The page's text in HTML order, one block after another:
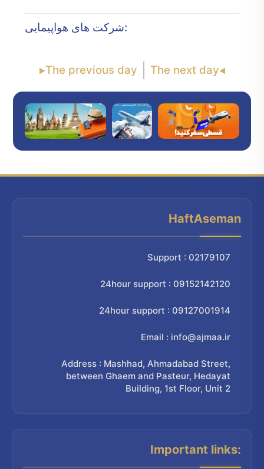
شرکت های هواپیمایی:
The previous day The next day
HaftAseman
Support : 02179107
24hour support : 09152142120
24hour support : 09127001914
Email : info@ajmaa.ir
Address : Mashhad, Ahmadabad Street,
between Ghaem and Pasteur, Hedayat
Building, 1st Floor, Unit 2
Important links: